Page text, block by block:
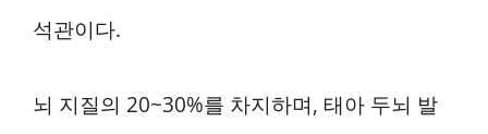
석관이다.
뇌 지질의 20~30%를 차지하며, 태아 두뇌 발